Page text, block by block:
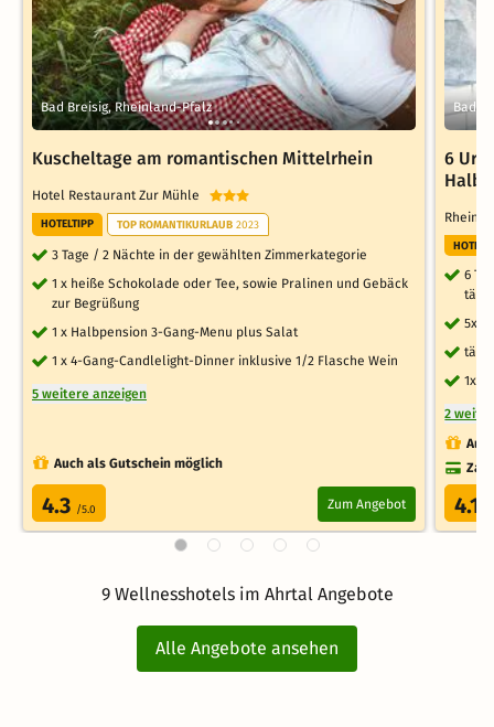
Bad Breisig, Rheinland-Pfalz
Kuscheltage am romantischen Mittelrhein
Hotel Restaurant Zur Mühle
HOTELTIPP TOP ROMANTIKURLAUB 2023
3 Tage / 2 Nächte in der gewählten Zimmerkategorie
1 x heiße Schokolade oder Tee, sowie Pralinen und Gebäck
zur Begrüßung
1 x Halbpension 3-Gang-Menu plus Salat
1 x 4-Gang-Candlelight-Dinner inklusive 1/2 Flasche Wein
5 weitere anzeigen
Auch als Gutschein möglich
4.3 /5.0 Zum Angebot
Bad
6
6
5x
1x
2
4.1
9 Wellnesshotels im Ahrtal Angebote
Alle Angebote ansehen